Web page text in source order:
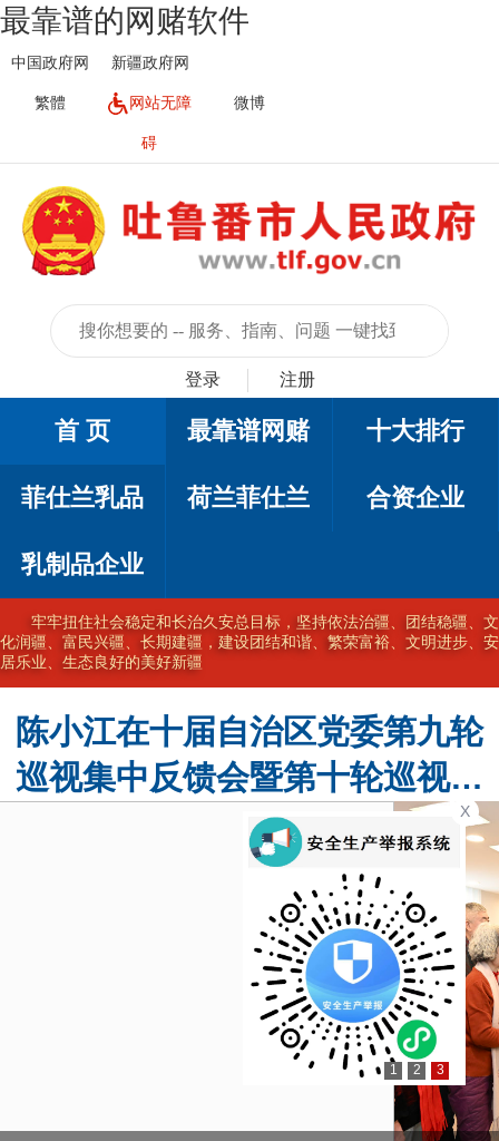
最靠谱的网赌软件
中国政府网 新疆政府网
繁體 网站无障
碍
微博
登录 注册
首 页 最靠谱网赌 十大排行
菲仕兰乳品 荷兰菲仕兰 合资企业
乳制品企业
坚持以习近平新时代中国特色社会主义思想为指导，完整准确贯彻新
时代党的治疆方略，在新时代新征程上奋力建设美好新疆
陈小江在十届自治区党委第九轮
巡视集中反馈会暨第十轮巡视动
员部署会上强调 不断提高巡视的
震慑力穿透力推动力 为建设社会
主义现代化新疆提供坚强政治保
障
1 2 3
X